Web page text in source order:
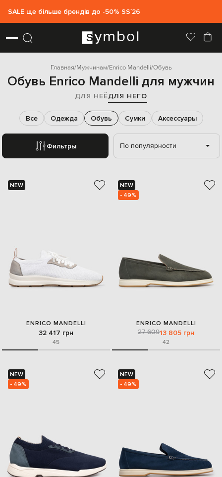
SALE ще більше брендів до -50% SS`26
Главная Мужчинам Enrico Mandelli Обувь
Обувь Enrico Mandelli для мужчин
ДЛЯ НЕЁДЛЯ НЕГО
Фильтры
Все Одежда Обувь Сумки Аксессуары
По популярности
NEW
ENRICO MANDELLI
32 417 грн
45
NEW
- 49%
ENRICO MANDELLI
27 60913 805 грн
42
NEW
- 49%
NEW
- 49%